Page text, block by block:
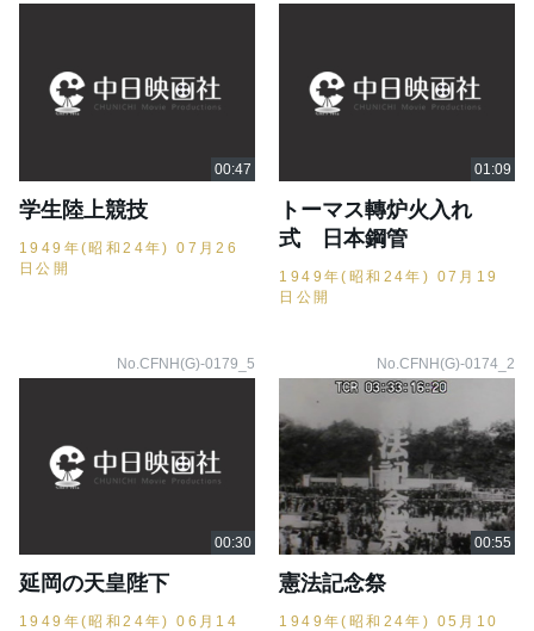
学生陸上競技
1949年(昭和24年) 07月26
日公開
トーマス轉炉火入れ
式 日本鋼管
1949年(昭和24年) 07月19
日公開
No.CFNH(G)-0179_5
延岡の天皇陛下
1949年(昭和24年) 06月14
No.CFNH(G)-0174_2
憲法記念祭
1949年(昭和24年) 05月10